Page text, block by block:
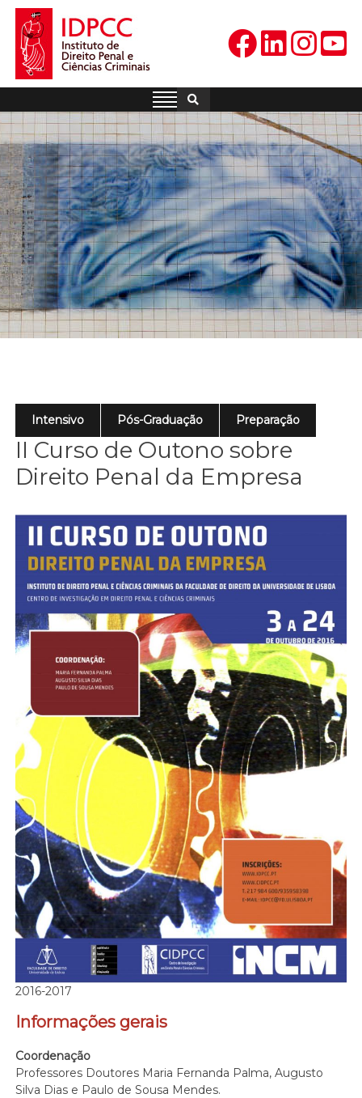
Skip
content
IDPCC
Instituto de Direito Penal e
Intensivo Pós-Graduação Preparação
II Curso de Outono sobre
Direito Penal da Empresa
2016-2017
Informações gerais
Coordenação
Professores Doutores Maria Fernanda Palma, Augusto
Silva Dias e Paulo de Sousa Mendes.